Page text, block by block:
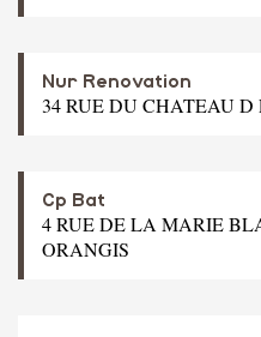
Nur Renovation
34 RUE DU CHATEAU D
Cp Bat
4 RUE DE LA MARIE
ORANGIS